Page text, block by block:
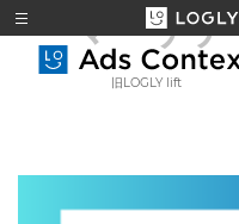
旧LOGLY lift
「マーケ